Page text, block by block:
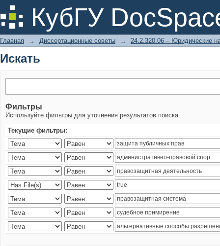
КубГУ
Искать
Главная → Диссертационные советы → 24.2.320.06 – Юридические
Искать
Фильтры
Используйте фильтры для уточнения результатов поиска.
Текущие фильтры: